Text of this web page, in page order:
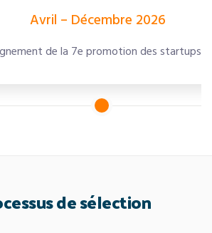
Avril – Décembre 2026
de la 7e promotion des startups
de sélection